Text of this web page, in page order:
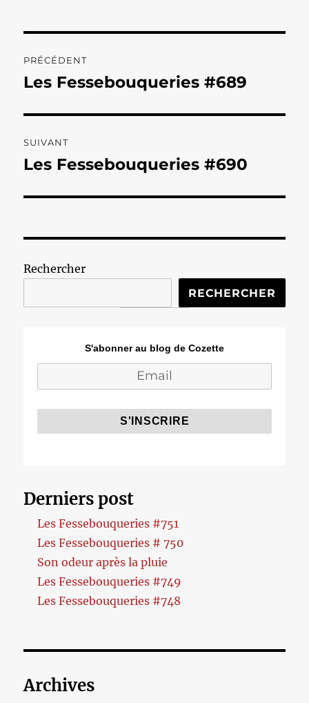
de
PRÉCÉDENT
Publication
Les Fessebouqueries #689
SUIVANT
Publication
Les Fessebouqueries #690
Rechercher
RECHERCHER
S'abonner au blog de Cozette
Derniers post
Les Fessebouqueries #751
Les Fessebouqueries # 750
Son odeur après la pluie
Les Fessebouqueries #749
Les Fessebouqueries #748
Archives